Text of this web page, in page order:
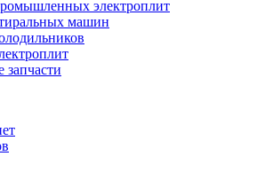
электроплит
машин
запчасти